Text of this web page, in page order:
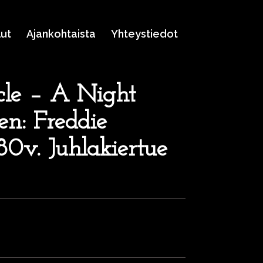
Ajankohtaista Yhteystiedot
– A Night
Freddie
Juhlakiertue